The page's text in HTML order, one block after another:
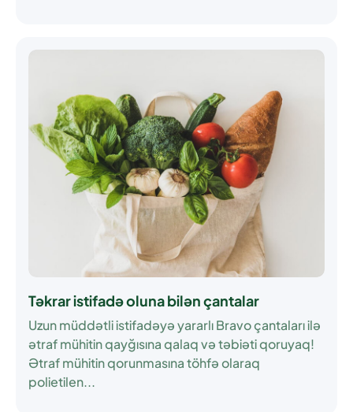
Təkrar istifadə oluna bilən çantalar
Uzun müddətli istifadəyə yararlı Bravo çantaları ilə
ətraf mühitin qayğısına qalaq və təbiəti qoruyaq!
Ətraf mühitin qorunmasına töhfə olaraq
polietilen...